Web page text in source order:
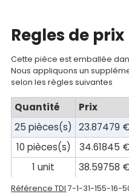
Mon
panier
Contact
Regles de prix
Cette pièce est emballée
Nous appliquons un
selon les règles suivantes
Quantité
Prix
25 pièces(s)
23.87479
10 pièces(s)
34.61845
1 unit
38.59758
Référence TDI 7-1-31-155-16-